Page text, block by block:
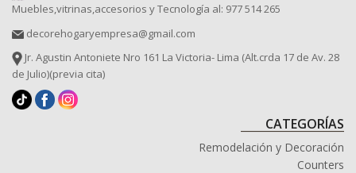
Muebles,vitrinas,accesorios y Tecnología al: 977 514 265
decorehogaryempresa@gmail.com
Jr. Agustin Antoniete Nro 161 La Victoria- Lima (Alt.crda 17 de Av. 28
de Julio)(previa cita)
CATEGORÍAS
Remodelación y Decoración
Counters